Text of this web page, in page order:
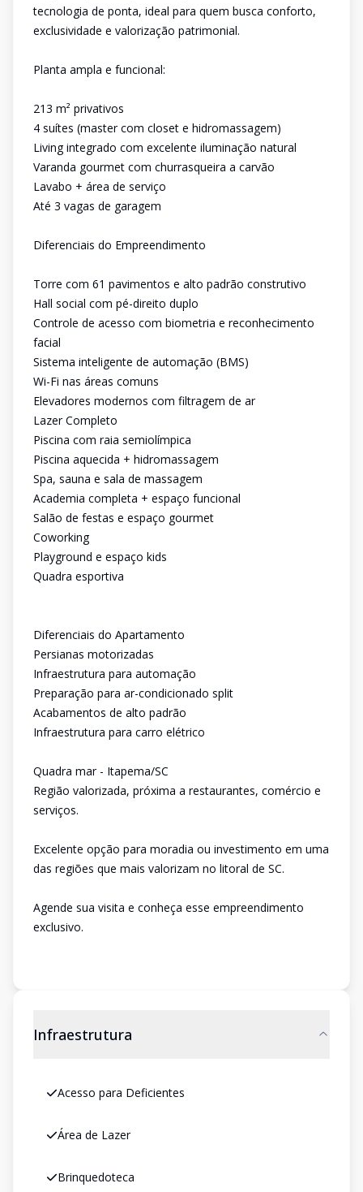
tecnologia de ponta, ideal para quem busca conforto,
exclusividade e valorização patrimonial.
Planta ampla e funcional:
213 m² privativos
4 suítes (master com closet e hidromassagem)
Living integrado com excelente iluminação natural
Varanda gourmet com churrasqueira a carvão
Lavabo + área de serviço
Até 3 vagas de garagem
Diferenciais do Empreendimento
Torre com 61 pavimentos e alto padrão construtivo
Hall social com pé-direito duplo
Controle de acesso com biometria e reconhecimento
facial
Sistema inteligente de automação (BMS)
Wi-Fi nas áreas comuns
Elevadores modernos com filtragem de ar
Lazer Completo
Piscina com raia semiolímpica
Piscina aquecida + hidromassagem
Spa, sauna e sala de massagem
Academia completa + espaço funcional
Salão de festas e espaço gourmet
Coworking
Playground e espaço kids
Quadra esportiva
Diferenciais do Apartamento
Persianas motorizadas
Infraestrutura para automação
Preparação para ar-condicionado split
Acabamentos de alto padrão
Infraestrutura para carro elétrico
Quadra mar - Itapema/SC
Região valorizada, próxima a restaurantes, comércio e
serviços.
Excelente opção para moradia ou investimento em uma
das regiões que mais valorizam no litoral de SC.
Agende sua visita e conheça esse empreendimento
exclusivo.
Infraestrutura
Acesso para Deficientes
Área de Lazer
Brinquedoteca